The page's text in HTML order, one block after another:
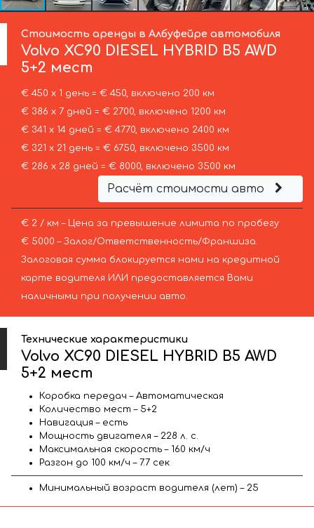
Стоимость аренды в Албуфейре автомобиля
Volvo XC90 DIESEL HYBRID B5 AWD
5+2 мест
€ 450 х 1 день = € 450, включено 200 км
€ 386 х 7 дней = € 2700, включено 1200 км
€ 341 х 14 дней = € 4770, включено 2400 км
€ 321 х 21 день = € 6750, включено 3500 км
€ 286 х 28 дней = € 8000, включено 3500 км
Расчёт стоимости авто
€ 2 / км – Цена за превышение лимита по пробегу
€ 5000 – Залог/Ответственность/Франшиза.
Залоговая сумма блокируется нами на кредитной
карте водителя ИЛИ предоставляется Вами
наличными при получении авто.
Технические характеристики
Volvo XC90 DIESEL HYBRID B5 AWD
5+2 мест
Коробка передач – Автоматическая
Количество мест – 5+2
Навигация – есть
Мощность двигателя – 228 л. с.
Максимальная скорость – 160 км/ч
Разгон до 100 км/ч – 7.7 сек
Минимальный возраст водителя (лет) – 25